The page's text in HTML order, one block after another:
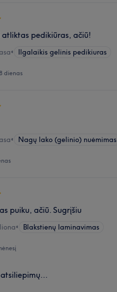
pedikiūras, ačiū!
• Ilgalaikis gelinis pedikiuras
dienas
• Nagų lako (gelinio) nuėmimas
puiku, ačiū. Sugrįšiu
• Blakstienų laminavimas